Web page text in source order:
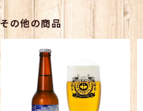
その他の商品